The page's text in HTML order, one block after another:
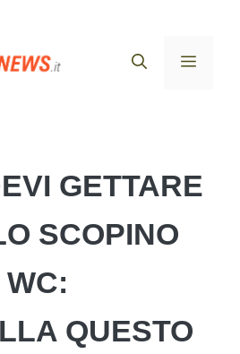
Menu
GETTARE
SCOPINO
QUESTO